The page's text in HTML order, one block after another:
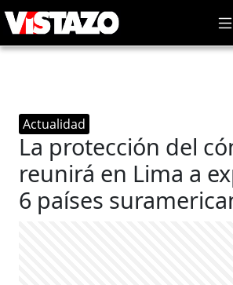
Actualidad
La protección del
reunirá en Lima a
6 países